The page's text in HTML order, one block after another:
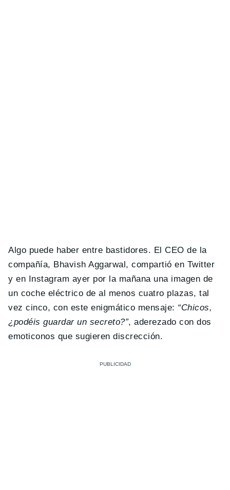
Algo puede haber entre bastidores. El CEO de la
compañía, Bhavish Aggarwal, compartió en Twitter
y en Instagram ayer por la mañana una imagen de
un coche eléctrico de al menos cuatro plazas, tal
vez cinco, con este enigmático mensaje: “Chicos,
¿podéis guardar un secreto?”, aderezado con dos
emoticonos que sugieren discrección.